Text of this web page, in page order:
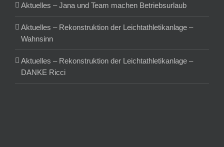
Aktuelles – Jana und Team machen Betriebsurlaub
Aktuelles – Rekonstruktion der Leichtathletikanlage –
Wahnsinn
Aktuelles – Rekonstruktion der Leichtathletikanlage –
DANKE Ricci